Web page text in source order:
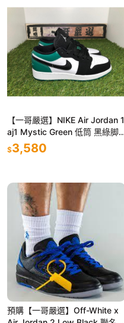
【一哥嚴選】NIKE Air Jordan 1
aj1 Mystic Green 低筒 黑綠脚
趾 553558-113
$3,580
預購【一哥嚴選】Off-White x